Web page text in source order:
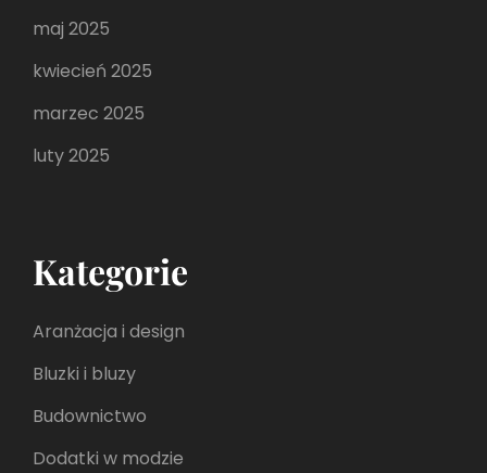
maj 2025
kwiecień 2025
marzec 2025
luty 2025
Kategorie
Aranżacja i design
Bluzki i bluzy
Budownictwo
Dodatki w modzie